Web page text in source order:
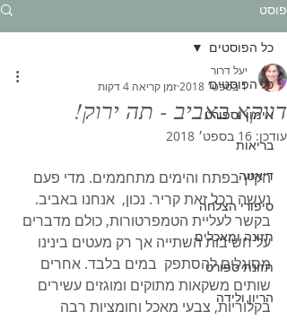
פוסט
כל הפוסטים
אימון וספורט
בריאות
דיאטה
סיפורי הצלחה
תזונה ומאכלים
תזונת ספורט
הריון ולידה
כל הפוסטים
דווקא באביב - תה ירוק!
יעל דרור
1 בספט׳ 2018
זמן קריאה 4 דקות
עודכן: 16 בספט׳ 2018
הקיץ בפתח והימים מתחממים. מדי פעם
נעשה בכל זאת קריר. נכון,  אנחנו באביב.
בקשר לעליית הטמפרטורות, כולם מדברים
על חשיבות השתייה אך רק מעטים בינינו
מסוגלים להסתפק  במים בלבד. אחרים
שותים משקאות מתוקים ומוגזים עשירים
בקלוריות, צבעי מאכל וחומציות רבה